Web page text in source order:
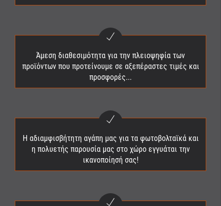
Άμεση διαθεσιμότητα για την πλειοψηφία των
προϊόντων που προτείνουμε σε αξεπέραστες τιμές και
προσφορές...
Η αδιαμφισβήτητη αγάπη μας για τα φωτοβολταϊκά και
η πολυετής παρουσία μας στο χώρο εγγυάται την
ικανοποίησή σας!